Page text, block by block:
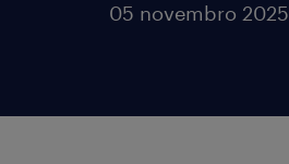
05 novembro 2025